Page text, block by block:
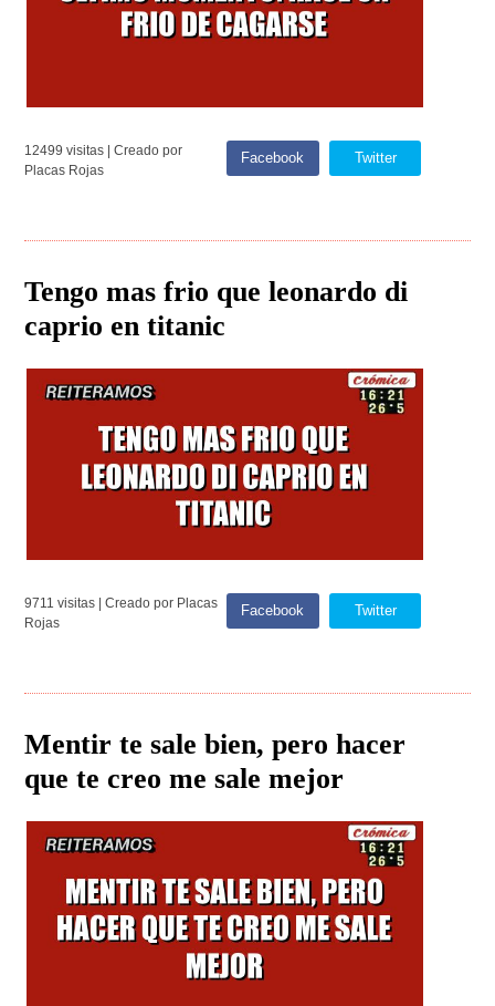
12499 visitas | Creado por
Placas Rojas
Facebook Twitter
Tengo mas frio que leonardo di
caprio en titanic
9711 visitas | Creado por Placas
Rojas
Facebook Twitter
Mentir te sale bien, pero hacer
que te creo me sale mejor